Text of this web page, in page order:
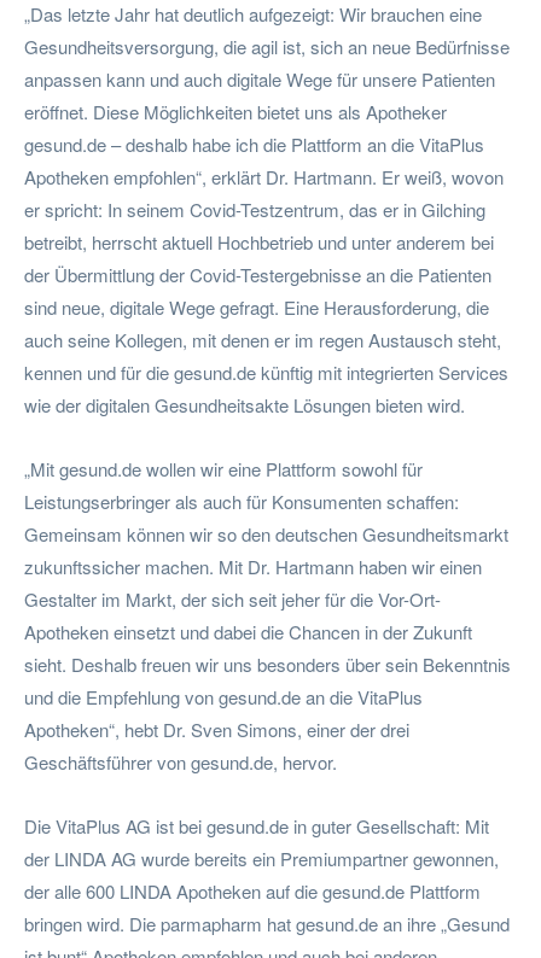
„Das letzte Jahr hat deutlich aufgezeigt: Wir brauchen eine
Gesundheitsversorgung, die agil ist, sich an neue Bedürfnisse
anpassen kann und auch digitale Wege für unsere Patienten
eröffnet. Diese Möglichkeiten bietet uns als Apotheker
gesund.de – deshalb habe ich die Plattform an die VitaPlus
Apotheken empfohlen“, erklärt Dr. Hartmann. Er weiß, wovon
er spricht: In seinem Covid-Testzentrum, das er in Gilching
betreibt, herrscht aktuell Hochbetrieb und unter anderem bei
der Übermittlung der Covid-Testergebnisse an die Patienten
sind neue, digitale Wege gefragt. Eine Herausforderung, die
auch seine Kollegen, mit denen er im regen Austausch steht,
kennen und für die gesund.de künftig mit integrierten Services
wie der digitalen Gesundheitsakte Lösungen bieten wird.
„Mit gesund.de wollen wir eine Plattform sowohl für
Leistungserbringer als auch für Konsumenten schaffen:
Gemeinsam können wir so den deutschen Gesundheitsmarkt
zukunftssicher machen. Mit Dr. Hartmann haben wir einen
Gestalter im Markt, der sich seit jeher für die Vor-Ort-
Apotheken einsetzt und dabei die Chancen in der Zukunft
sieht. Deshalb freuen wir uns besonders über sein Bekenntnis
und die Empfehlung von gesund.de an die VitaPlus
Apotheken“, hebt Dr. Sven Simons, einer der drei
Geschäftsführer von gesund.de, hervor.
Die VitaPlus AG ist bei gesund.de in guter Gesellschaft: Mit
der LINDA AG wurde bereits ein Premiumpartner gewonnen,
der alle 600 LINDA Apotheken auf die gesund.de Plattform
bringen wird. Die parmapharm hat gesund.de an ihre „Gesund